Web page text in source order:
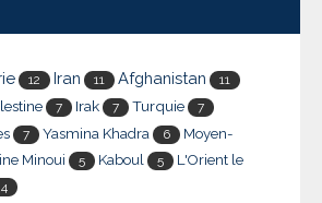
12 Iran 11 Afghanistan 11
7 Irak 7 Turquie 7
7 Yasmina Khadra 6
Moyen-
Minoui 5 Kaboul 5
L'Orient le
4